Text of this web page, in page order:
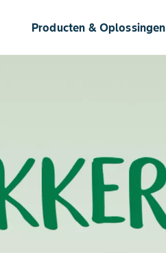
Producten & Oplossingen